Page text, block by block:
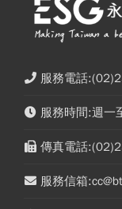
服務電話
服務時間:週
傳真電話
服務信箱